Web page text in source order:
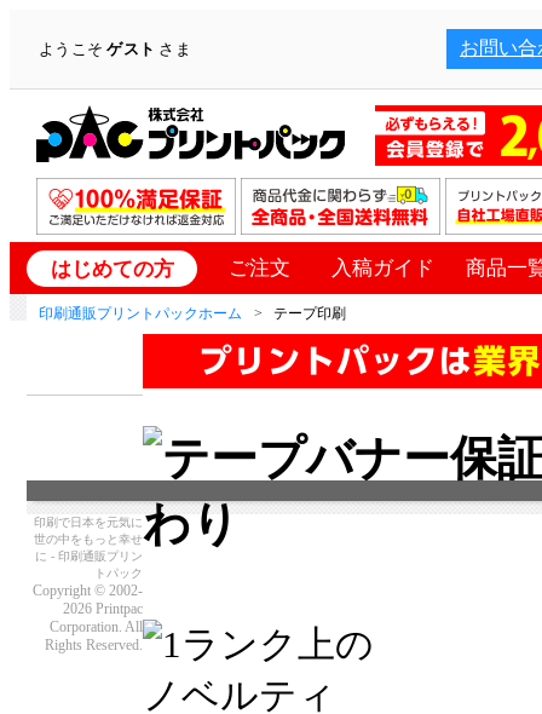
ようこそゲスト さま お問い合
はじめての方 ご注文 入稿ガイド 商品一
印刷通販プリントパックホーム テープ印刷
印刷で日本を元気に
世の中をもっと幸せ
に - 印刷通販プリン
トパック
Copyright © 2002-
2026 Printpac
Corporation. All
Rights Reserved.